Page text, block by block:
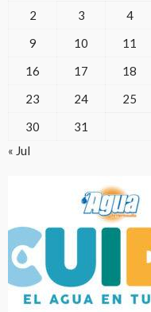
2
3 4
9
10 11
16
17 18
23
24 25
30
31
« Jul